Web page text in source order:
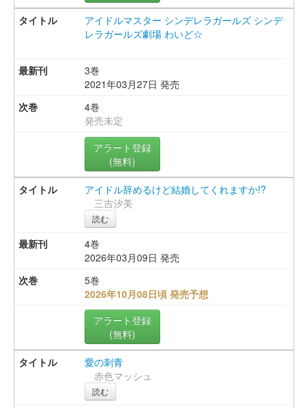
アイドルマスター シンデレラガールズ シンデ
レラガールズ劇場 わいど☆
3巻
2021年03月27日 発売
4巻
発売未定
アラート登録
(無料)
アイドル辞めるけど結婚してくれますか!?
三吉汐美
読む
4巻
2026年03月09日 発売
5巻
2026年10月08日頃 発売予想
アラート登録
(無料)
愛の刺青
赤色マッシュ
読む